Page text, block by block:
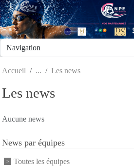
Accueil Les news
Les news
Aucune news
News par équipes
Toutes les équipes
Panneau de gestion des cookies